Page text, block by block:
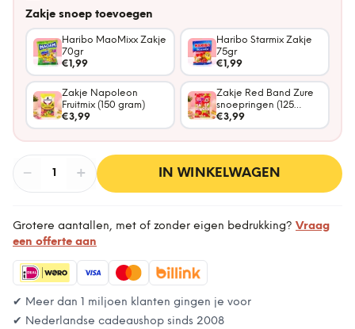
Zakje snoep toevoegen
Haribo MaoMixx Zakje
70gr
€1,99
Haribo Starmix Zakje
75gr
€1,99
Zakje Napoleon
Fruitmix (150 gram)
€3,99
Zakje Red Band Zure
snoepringen (125
gram)
€3,99
− Aantal
1 + IN WINKELWAGEN
Grotere aantallen, met of zonder eigen bedrukking? Vraag
een offerte aan
✔ Meer dan 1 miljoen klanten gingen je voor
✔ Nederlandse cadeaushop sinds 2008